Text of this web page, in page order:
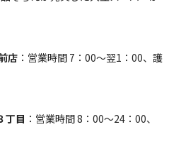
店：営業時間 7：00～翌1：00、護
丁目 ：営業時間 8：00～24：00、